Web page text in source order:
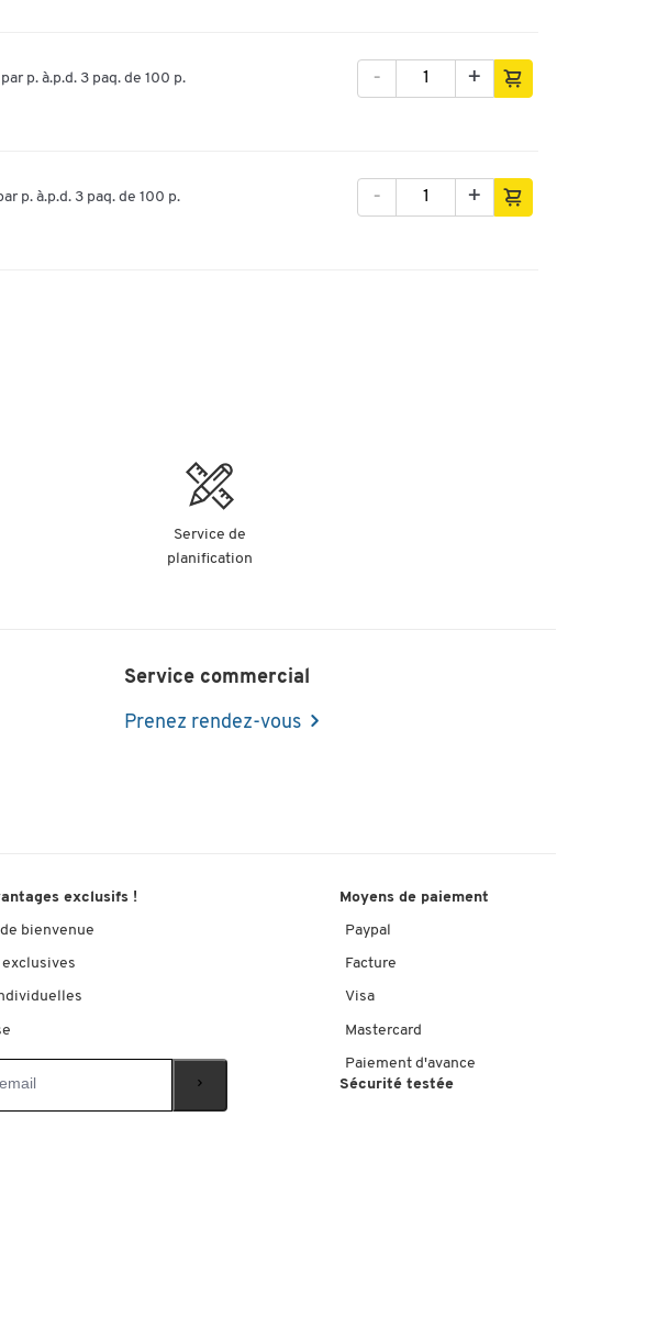
par p. à.p.d. 3 paq. de 100 p. +
-
p. à.p.d. 3 paq. de 100 p. +
-
Service de
planification
Service commercial
Prenez rendez-vous
exclusifs !
bienvenue
Moyens de paiement
Paypal
Facture
Visa
Mastercard
Paiement d'avance
Sécurité testée